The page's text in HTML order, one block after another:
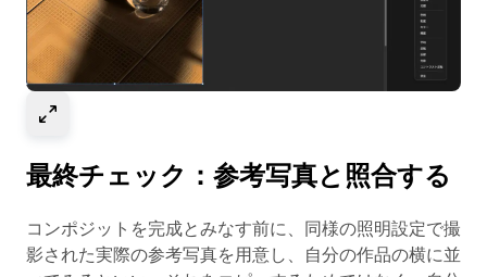
最終チェック：参考写真と照合する
コンポジットを完成とみなす前に、同様の照明設定で撮
影された実際の参考写真を用意し、自分の作品の横に並